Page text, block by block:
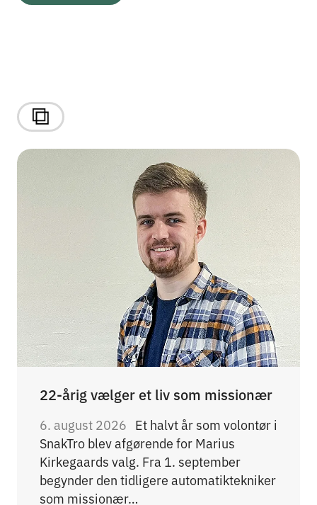
22-årig vælger et liv som missionær
6. august 2026 Et halvt år som volontør i
SnakTro blev afgørende for Marius
Kirkegaards valg. Fra 1. september
begynder den tidligere automatiktekniker
som missionær…